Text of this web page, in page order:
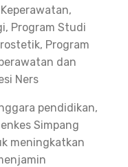
Program Studi
Program
dan
Ners
pendidikan,
Simpang
meningkatkan